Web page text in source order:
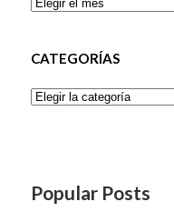
CATEGORÍAS
Categorías
Popular Posts